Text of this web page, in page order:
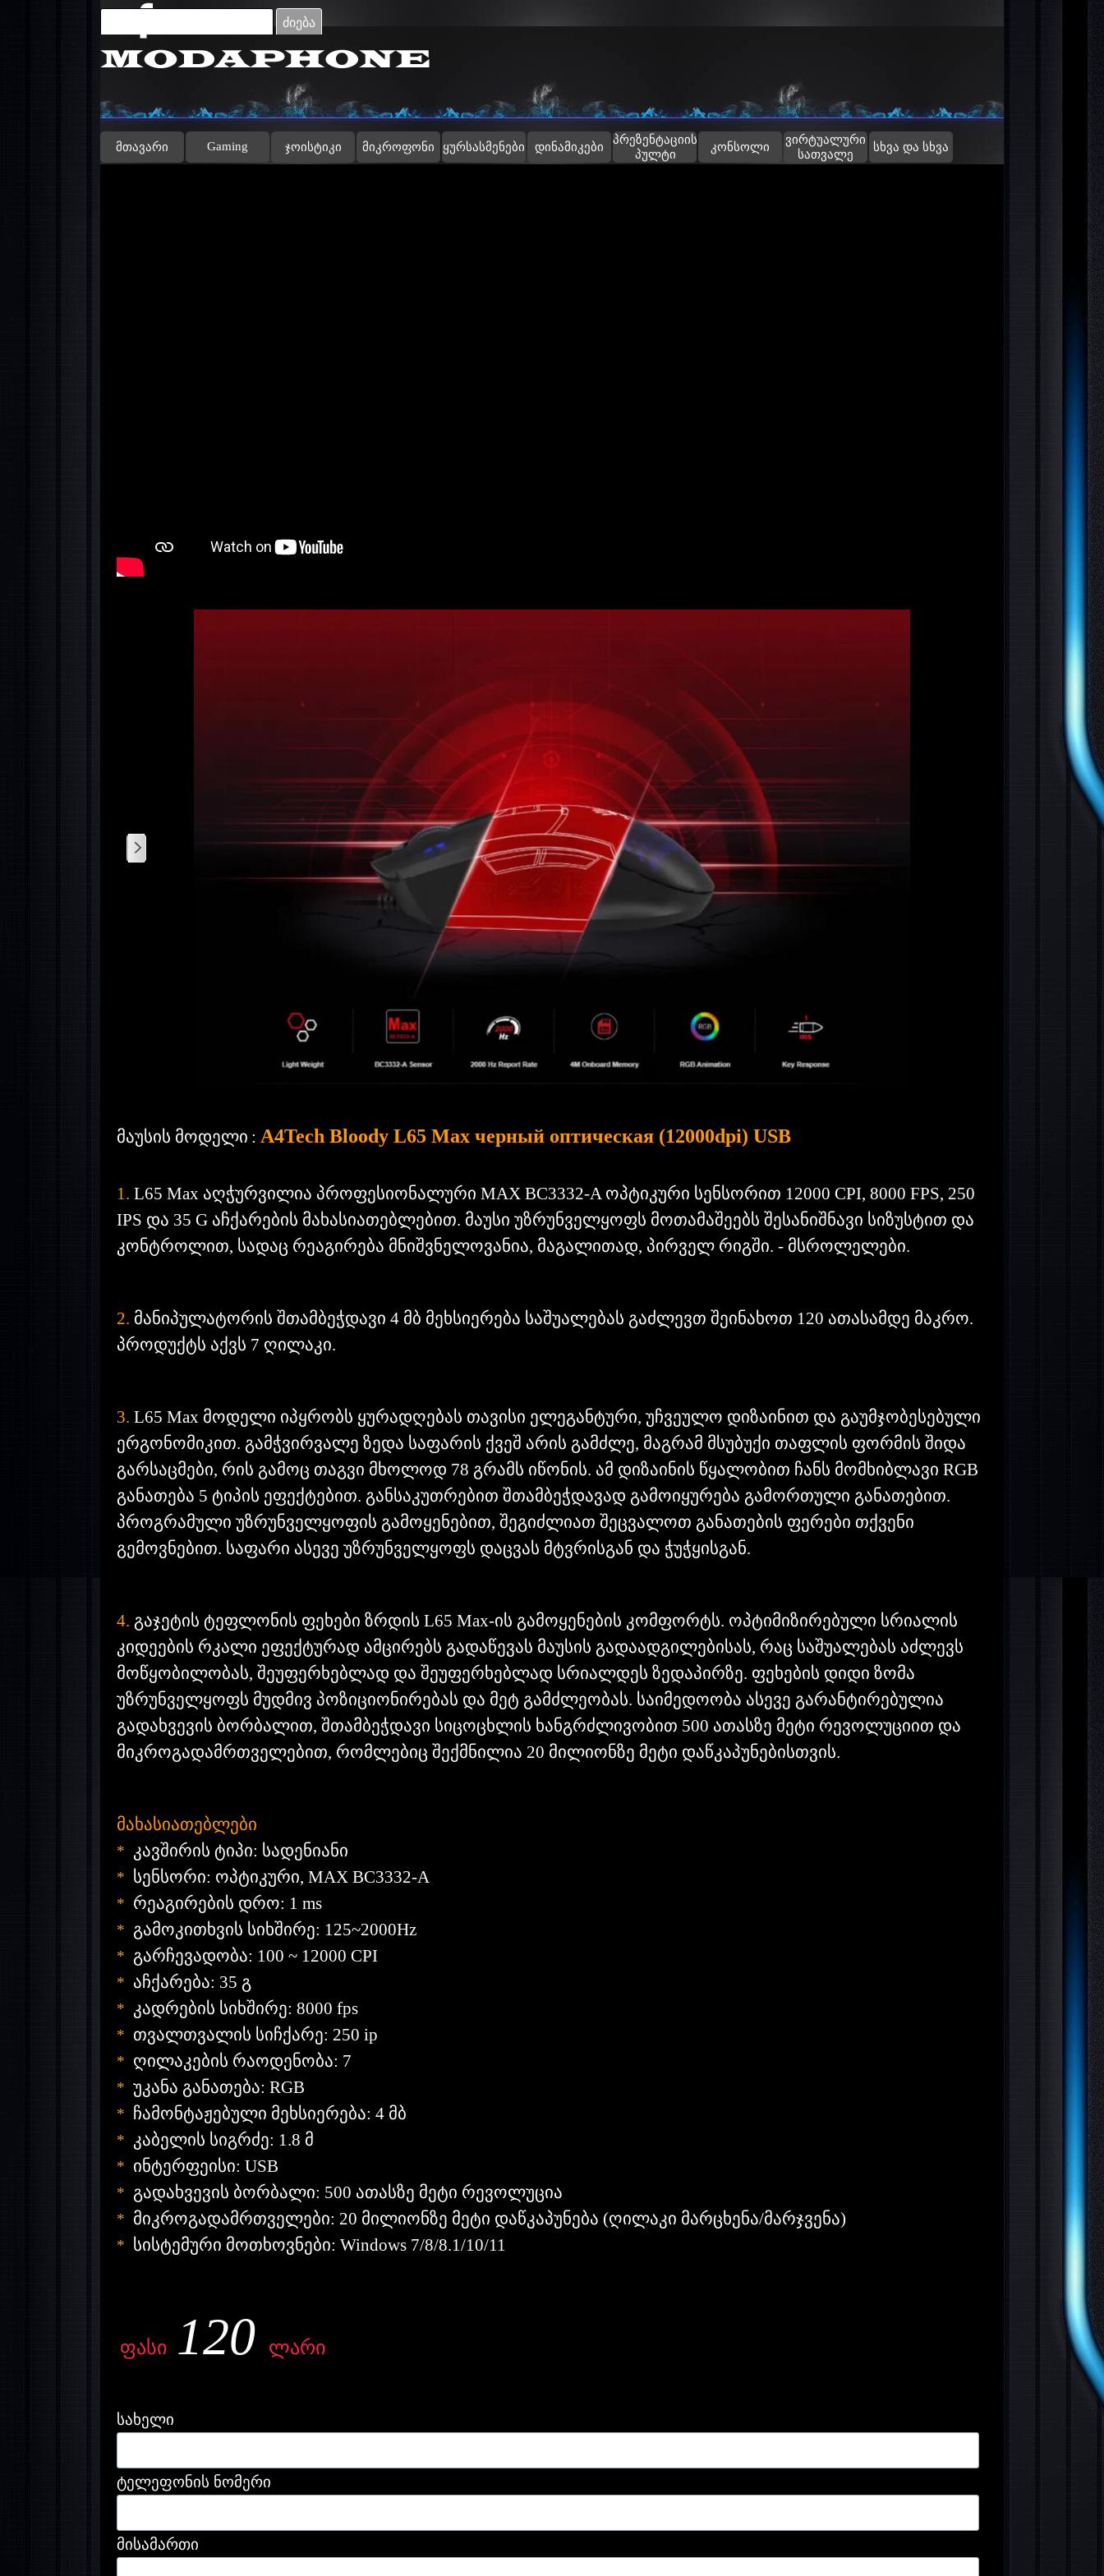
ძიება
Skip menu
მთავარი Gaming ჯოისტიკი მიკროფონი ყურსასმენები ▼
დინამიკები
პრეზენტაციის
პულტი
კონსოლი
ვირტუალური
სათვალე
სხვა და სხვა
მაუსის მოდელი : A4Tech Bloody L65 Max черный оптическая (12000dpi) USB
1. L65 Max აღჭურვილია პროფესიონალური MAX BC3332-A ოპტიკური სენსორით 12000 CPI, 8000 FPS, 250
IPS და 35 G აჩქარების მახასიათებლებით. მაუსი უზრუნველყოფს მოთამაშეებს შესანიშნავი სიზუსტით და
კონტროლით, სადაც რეაგირება მნიშვნელოვანია, მაგალითად, პირველ რიგში. - მსროლელები.
2. მანიპულატორის შთამბეჭდავი 4 მბ მეხსიერება საშუალებას გაძლევთ შეინახოთ 120 ათასამდე მაკრო.
პროდუქტს აქვს 7 ღილაკი.
3.L65 Max მოდელი იპყრობს ყურადღებას თავისი ელეგანტური, უჩვეულო დიზაინით და გაუმჯობესებული
ერგონომიკით. გამჭვირვალე ზედა საფარის ქვეშ არის გამძლე, მაგრამ მსუბუქი თაფლის ფორმის შიდა
გარსაცმები, რის გამოც თაგვი მხოლოდ 78 გრამს იწონის. ამ დიზაინის წყალობით ჩანს მომხიბლავი RGB
განათება 5 ტიპის ეფექტებით. განსაკუთრებით შთამბეჭდავად გამოიყურება გამორთული განათებით.
პროგრამული უზრუნველყოფის გამოყენებით, შეგიძლიათ შეცვალოთ განათების ფერები თქვენი
გემოვნებით. საფარი ასევე უზრუნველყოფს დაცვას მტვრისგან და ჭუჭყისგან.
4. გაჯეტის ტეფლონის ფეხები ზრდის L65 Max-ის გამოყენების კომფორტს. ოპტიმიზირებული სრიალის
კიდეების რკალი ეფექტურად ამცირებს გადაწევას მაუსის გადაადგილებისას, რაც საშუალებას აძლევს
მოწყობილობას, შეუფერხებლად და შეუფერხებლად სრიალდეს ზედაპირზე. ფეხების დიდი ზომა
უზრუნველყოფს მუდმივ პოზიციონირებას და მეტ გამძლეობას. საიმედოობა ასევე გარანტირებულია
გადახვევის ბორბალით, შთამბეჭდავი სიცოცხლის ხანგრძლივობით 500 ათასზე მეტი რევოლუციით და
მიკროგადამრთველებით, რომლებიც შექმნილია 20 მილიონზე მეტი დაწკაპუნებისთვის.
მახასიათებლები
* კავშირის ტიპი: სადენიანი
* სენსორი: ოპტიკური, MAX BC3332-A
* რეაგირების დრო: 1 ms
* გამოკითხვის სიხშირე: 125~2000Hz
* გარჩევადობა: 100 ~ 12000 CPI
* აჩქარება: 35 გ
* კადრების სიხშირე: 8000 fps
* თვალთვალის სიჩქარე: 250 ip
* ღილაკების რაოდენობა: 7
*უკანა განათება: RGB
* ჩამონტაჟებული მეხსიერება: 4 მბ
* კაბელის სიგრძე: 1.8 მ
* ინტერფეისი: USB
* გადახვევის ბორბალი: 500 ათასზე მეტი რევოლუცია
* მიკროგადამრთველები: 20 მილიონზე მეტი დაწკაპუნება (ღილაკი მარცხენა/მარჯვენა)
* სისტემური მოთხოვნები: Windows 7/8/8.1/10/11
ფასი 120 ლარი
სახელი
ტელეფონის ნომერი
მისამართი